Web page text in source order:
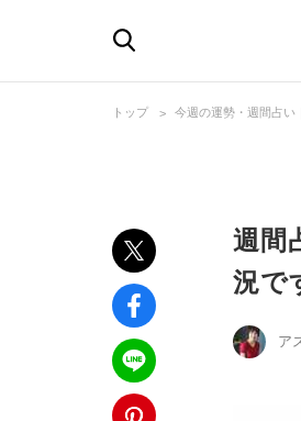
トップ 今週の運勢・週間占い
週間
況で
ア